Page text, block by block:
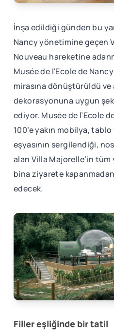
İnşa edildiği günden bu
Nancy yönetimine geçen
Nouveau hareketine
Musée de l’Ecole de
mirasına dönüştürüldü ve
dekorasyonuna uygun
ediyor. Musée de l’Ecole
100’e yakın mobilya,
eşyasının sergilendiği,
alan Villa Majorelle’in tüm
bina ziyarete
edecek.
Filler eşliğinde bir tatil